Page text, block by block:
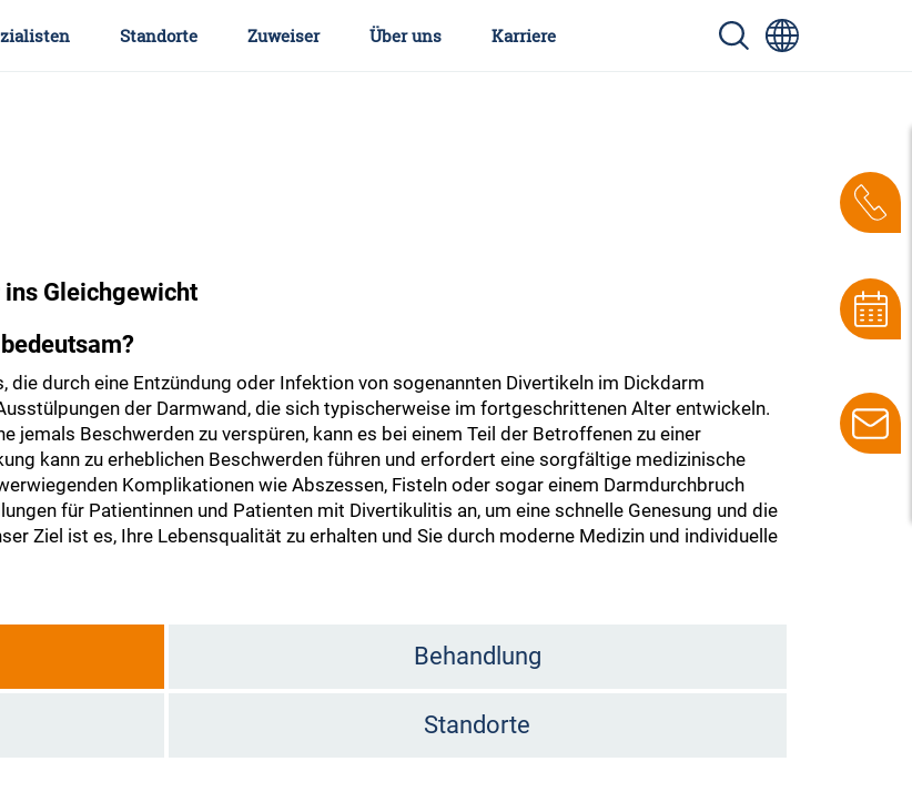
Standorte Zuweiser Über uns Karriere
Gleichgewicht
durch eine Entzündung oder Infektion von sogenannten Divertikeln im Dickdarm
der Darmwand, die sich typischerweise im fortgeschrittenen Alter entwickeln.
jemals Beschwerden zu verspüren, kann es bei einem Teil der Betroffenen zu einer
kann zu erheblichen Beschwerden führen und erfordert eine sorgfältige medizinische
Komplikationen wie Abszessen, Fisteln oder sogar einem Darmdurchbruch
für Patientinnen und Patienten mit Divertikulitis an, um eine schnelle Genesung und die
Ziel ist es, Ihre Lebensqualität zu erhalten und Sie durch moderne Medizin und individuelle
Behandlung
Standorte